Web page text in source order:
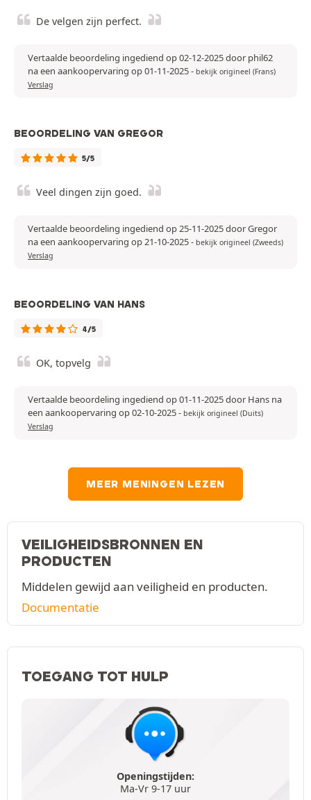
De velgen zijn perfect.
Vertaalde beoordeling ingediend op 02-12-2025 door phil62
na een aankoopervaring op 01-11-2025- bekijk origineel (Frans)
Verslag
BEOORDELING VAN GREGOR
5/5
Veel dingen zijn goed.
Vertaalde beoordeling ingediend op 25-11-2025 door Gregor
na een aankoopervaring op 21-10-2025- bekijk origineel (Zweeds)
Verslag
BEOORDELING VAN HANS
4/5
OK, topvelg
Vertaalde beoordeling ingediend op 01-11-2025 door Hans na
een aankoopervaring op 02-10-2025- bekijk origineel (Duits)
Verslag
MEER MENINGEN LEZEN
VEILIGHEIDSBRONNEN EN
PRODUCTEN
Middelen gewijd aan veiligheid en producten.
Documentatie
TOEGANG TOT HULP
Openingstijden:
Ma-Vr 9-17 uur